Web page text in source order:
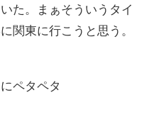
た。まぁそういうタイ
関東に行こうと思う。
ペタペタ